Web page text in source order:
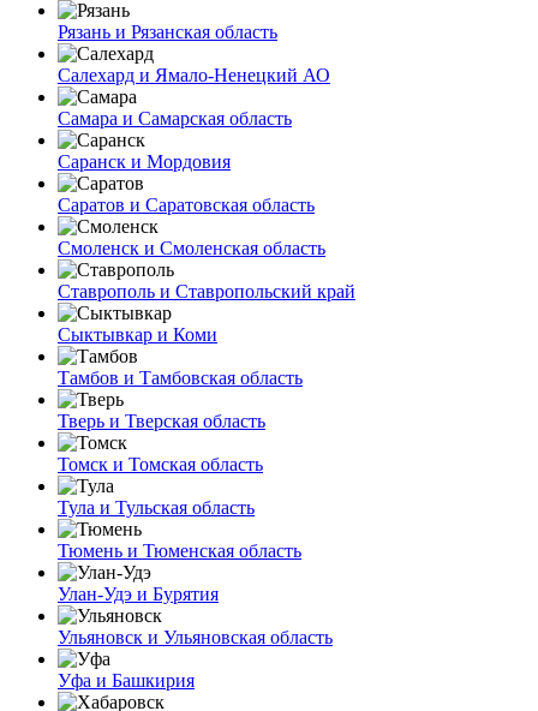
Рязань и Рязанская область
Салехард и Ямало-Ненецкий АО
Самара и Самарская область
Саранск и Мордовия
Саратов и Саратовская область
Смоленск и Смоленская область
Ставрополь и Ставропольский край
Сыктывкар и Коми
Тамбов и Тамбовская область
Тверь и Тверская область
Томск и Томская область
Тула и Тульская область
Тюмень и Тюменская область
Улан-Удэ и Бурятия
Ульяновск и Ульяновская область
Уфа и Башкирия